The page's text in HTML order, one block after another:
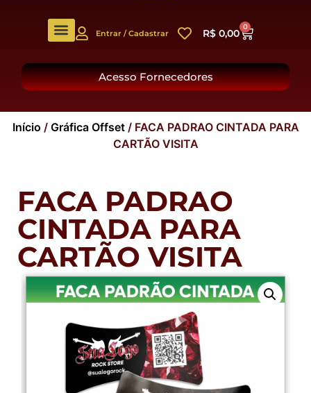
Entrar / Cadastrar R$ 0,00
0
Acesso Fornecedores
Início / Gráfica Offset/ FACA PADRAO CINTADA PARA
CARTÃO VISITA
FACA PADRAO
CINTADA PARA
CARTÃO VISITA